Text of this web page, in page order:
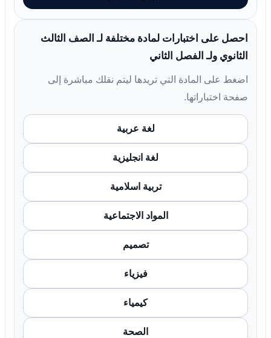
احصل على اختبارات لمادة مختلفة لـ الصف الثالث
الثانوي ولـ الفصل الثاني
اضغط على المادة التي تريدها ليتم نقلك مباشرة إلى
صفحة اختباراتها.
لغة عربية
لغة انجليزية
تربية اسلامية
المواد الاجتماعية
تصميم
فيزياء
كيمياء
الصحة